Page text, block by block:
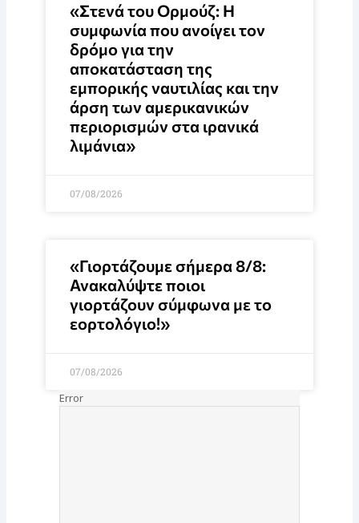
«Στενά του Ορμούζ: Η
συμφωνία που ανοίγει τον
δρόμο για την
αποκατάσταση της
εμπορικής ναυτιλίας και την
άρση των αμερικανικών
περιορισμών στα ιρανικά
λιμάνια»
07/08/2026
«Γιορτάζουμε σήμερα 8/8:
Ανακαλύψτε ποιοι
γιορτάζουν σύμφωνα με το
εορτολόγιο!»
07/08/2026